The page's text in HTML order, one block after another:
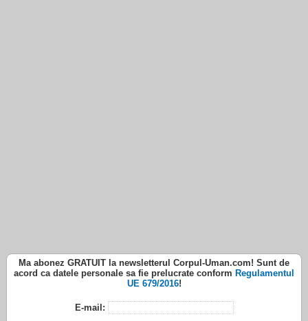
Ma abonez GRATUIT la newsletterul Corpul-Uman.com! Sunt de
acord ca datele personale sa fie prelucrate conform Regulamentul
UE 679/2016!
E-mail: